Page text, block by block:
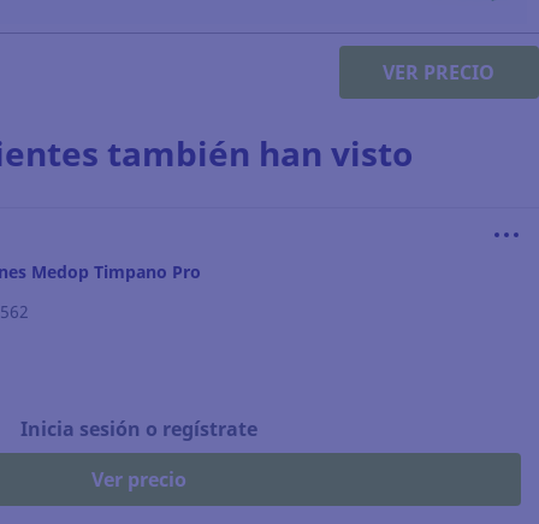
VER PRECIO
también han visto
Medop Timpano Pro
Inicia sesión o regístrate
Ver precio